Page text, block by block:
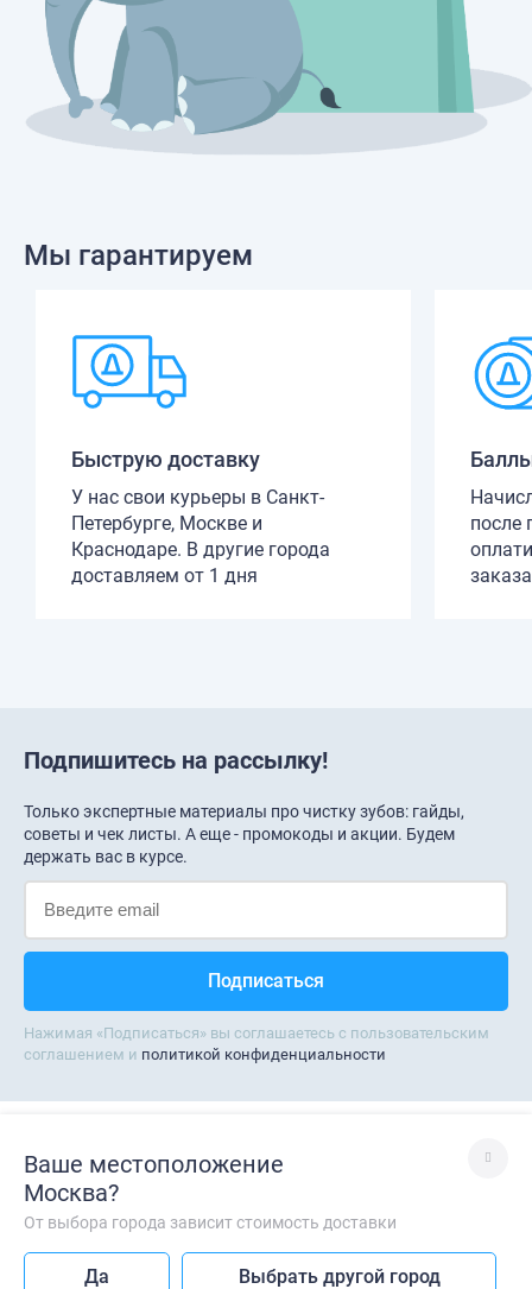
Мы гарантируем
Быструю доставку
У нас свои курьеры в Санкт-
Петербурге, Москве и
Краснодаре. В другие города
доставляем от 1 дня
после
заказа
Подпишитесь на рассылку!
Только экспертные материалы про чистку зубов: гайды,
советы и чек листы. А еще - промокоды и акции. Будем
держать вас в курсе.
Нажимая «Подписаться» вы соглашаетесь с пользовательским
соглашением и политикой конфиденциальности
ежедневно c 9:00 до 21:00
Лучше без VPN
Так сайт работает быстрее
Ваше местоположение
Москва?
От выбора города зависит стоимость доставки
Да Выбрать другой город